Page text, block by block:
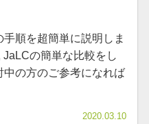
順を超簡単に説明しま
の簡単な比較をし
の方のご参考になれば
2020.03.10